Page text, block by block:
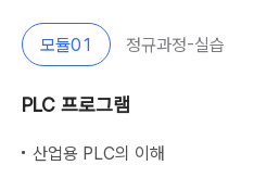
모듈01 정규과정-실습
PLC 프로그램
산업용 PLC의 이해